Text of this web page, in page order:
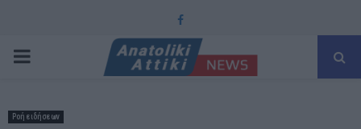
Facebook
PRIMARY
Ροή ειδήσεων